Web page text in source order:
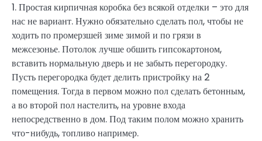
1. Простая кирпичная коробка без всякой отделки – это для
нас не вариант. Нужно обязательно сделать пол, чтобы не
ходить по промерзшей зиме зимой и по грязи в
межсезонье. Потолок лучше обшить гипсокартоном,
вставить нормальную дверь и не забыть перегородку.
Пусть перегородка будет делить пристройку на 2
помещения. Тогда в первом можно пол сделать бетонным,
а во второй пол настелить, на уровне входа
непосредственно в дом. Под таким полом можно хранить
что-нибудь, топливо например.